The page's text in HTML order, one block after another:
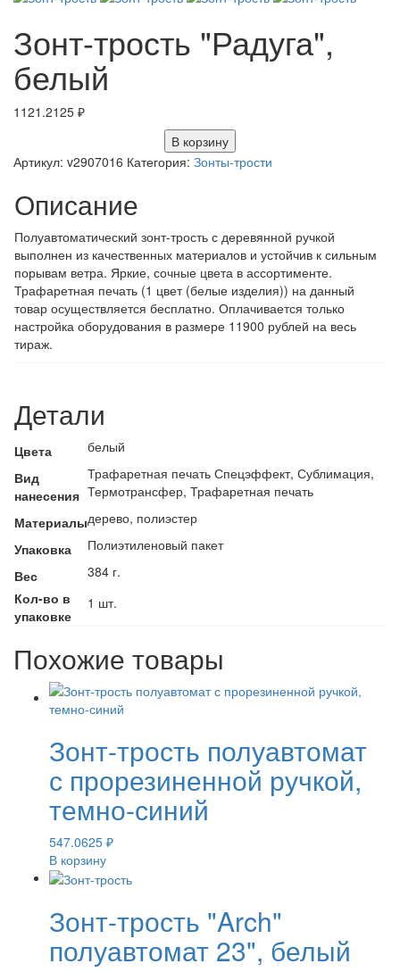
Зонт-трость "Радуга",
белый
1121.2125 ₽
В корзину
Артикул: v2907016 Категория: Зонты-трости
Описание
Полуавтоматический зонт-трость с деревянной ручкой
выполнен из качественных материалов и устойчив к сильным
порывам ветра. Яркие, сочные цвета в ассортименте.
Трафаретная печать (1 цвет (белые изделия)) на данный
товар осуществляется бесплатно. Оплачивается только
настройка оборудования в размере 11900 рублей на весь
тираж.
Детали
Цвета
белый
Вид
нанесения
Трафаретная печать Спецэффект, Сублимация,
Термотрансфер, Трафаретная печать
Материалыдерево, полиэстер
Упаковка
Полиэтиленовый пакет
Вес
384 г.
Кол-во в
упаковке
1 шт.
Похожие товары
Зонт-трость полуавтомат
с прорезиненной ручкой,
темно-синий
547.0625 ₽
В корзину
Зонт-трость "Arch"
полуавтомат 23", белый